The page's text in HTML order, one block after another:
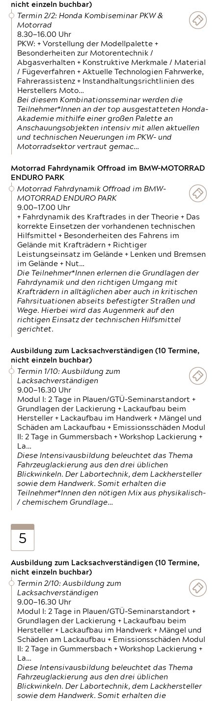
nicht einzeln buchbar)
Termin 2/2: Honda Kombiseminar PKW &
Motorrad
8.30—16.00 Uhr
PKW: + Vorstellung der Modellpalette +
Besonderheiten zur Motorentechnik /
Abgasverhalten + Konstruktive Merkmale / Material
/ Fügeverfahren + Aktuelle Technologien Fahrwerke,
Fahrerassistenz + Instandhaltungsrichtlinien des
Herstellers Moto…
Bei diesem Kombinationsseminar werden die
Teilnehmer*Innen an der top ausgestatteten Honda-
Akademie mithilfe einer großen Palette an
Anschauungsobjekten intensiv mit allen aktuellen
und technischen Neuerungen im PKW- und
Motorradsektor vertraut gemac…
Motorrad Fahrdynamik Offroad im BMW-MOTORRAD
ENDURO PARK
Motorrad Fahrdynamik Offroad im BMW-
MOTORRAD ENDURO PARK
9.00—17.00 Uhr
+ Fahrdynamik des Kraftrades in der Theorie + Das
korrekte Einsetzen der vorhandenen technischen
Hilfsmittel + Besonderheiten des Fahrens im
Gelände mit Krafträdern + Richtiger
Leistungseinsatz im Gelände + Lenken und Bremsen
im Gelände + Nut…
Die Teilnehmer*Innen erlernen die Grundlagen der
Fahrdynamik und den richtigen Umgang mit
Krafträdern in alltäglichen aber auch in kritischen
Fahrsituationen abseits befestigter Straßen und
Wege. Hierbei wird das Augenmerk auf den
richtigen Einsatz der technischen Hilfsmittel
gerichtet.
Ausbildung zum Lacksachverständigen (10 Termine,
nicht einzeln buchbar)
Termin 1/10: Ausbildung zum
Lacksachverständigen
9.00—16.30 Uhr
Modul I: 2 Tage in Plauen/GTÜ-Seminarstandort +
Grundlagen der Lackierung + Lackaufbau beim
Hersteller + Lackaufbau im Handwerk + Mängel und
Schäden am Lackaufbau + Emissionsschäden Modul
II: 2 Tage in Gummersbach + Workshop Lackierung +
La…
Diese Intensivausbildung beleuchtet das Thema
Fahrzeuglackierung aus den drei üblichen
Blickwinkeln. Der Labortechnik, dem Lackhersteller
sowie dem Handwerk. Somit erhalten die
Teilnehmer*Innen den nötigen Mix aus physikalisch-
/ chemischem Grundlage…
5
Ausbildung zum Lacksachverständigen (10 Termine,
nicht einzeln buchbar)
Termin 2/10: Ausbildung zum
Lacksachverständigen
9.00—16.30 Uhr
Modul I: 2 Tage in Plauen/GTÜ-Seminarstandort +
Grundlagen der Lackierung + Lackaufbau beim
Hersteller + Lackaufbau im Handwerk + Mängel und
Schäden am Lackaufbau + Emissionsschäden Modul
II: 2 Tage in Gummersbach + Workshop Lackierung +
La…
Diese Intensivausbildung beleuchtet das Thema
Fahrzeuglackierung aus den drei üblichen
Blickwinkeln. Der Labortechnik, dem Lackhersteller
sowie dem Handwerk. Somit erhalten die